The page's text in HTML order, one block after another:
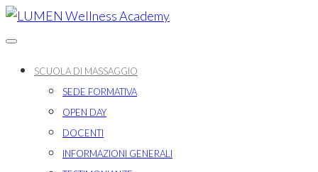
Skip
to
Toggle navigation
SCUOLA DI MASSAGGIO
SEDE FORMATIVA
OPEN DAY
DOCENTI
INFORMAZIONI GENERALI